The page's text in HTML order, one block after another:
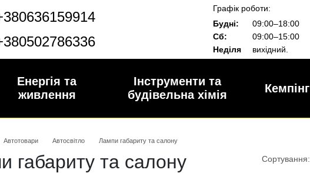
Графік роботи:
Будні:
09:00–18:00
Сб:
09:00–15:00
Неділя
вихідний.
Енергія та
живлення
Інструменти та
будівельна хімія
Кемпінг
Автотовари Автосвітло Лампи габариту та салону
габариту та салону Сортування: